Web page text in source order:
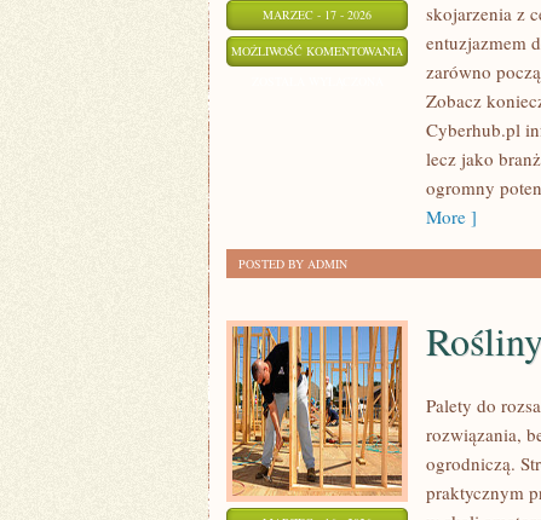
MARZEC - 17 - 2026
MOŻLIWOŚĆ KOMENTOWANIA OPROGRAMOWANIE
skojarzenia z
entuzjazmem
zarówno
Zobacz
Cyberhub.pl
lecz jako
ogromny
More ]
POSTED BY ADMIN
Palety do
rozwiązania,
ogrodniczą.
praktycznym